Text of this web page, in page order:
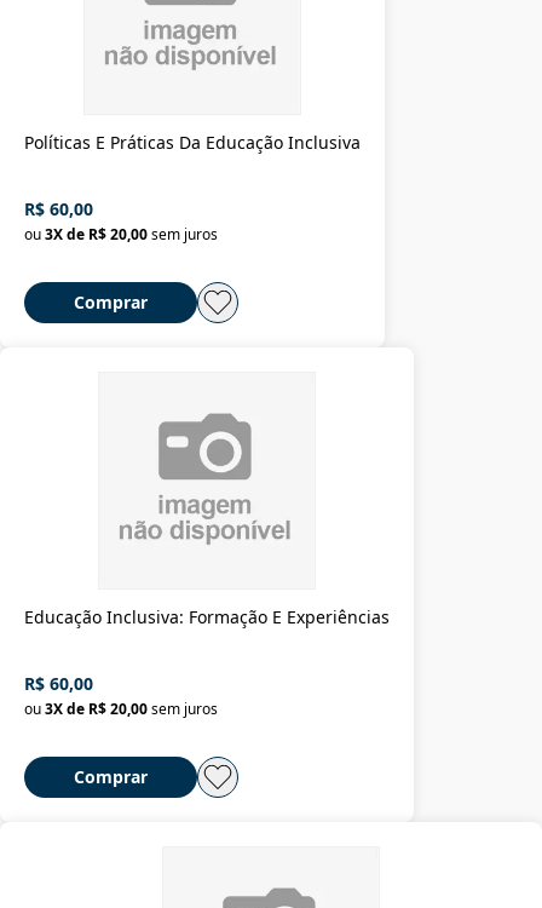
Políticas E Práticas Da Educação Inclusiva
R$ 60,00
ou3X de R$ 20,00sem juros
Comprar
Educação Inclusiva: Formação E Experiências
R$ 60,00
ou3X de R$ 20,00sem juros
Comprar